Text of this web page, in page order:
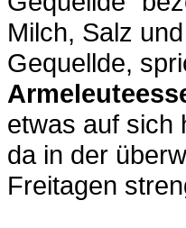
Milch, Salz
Gequellde,
etwas auf sich
da in der
Freitagen